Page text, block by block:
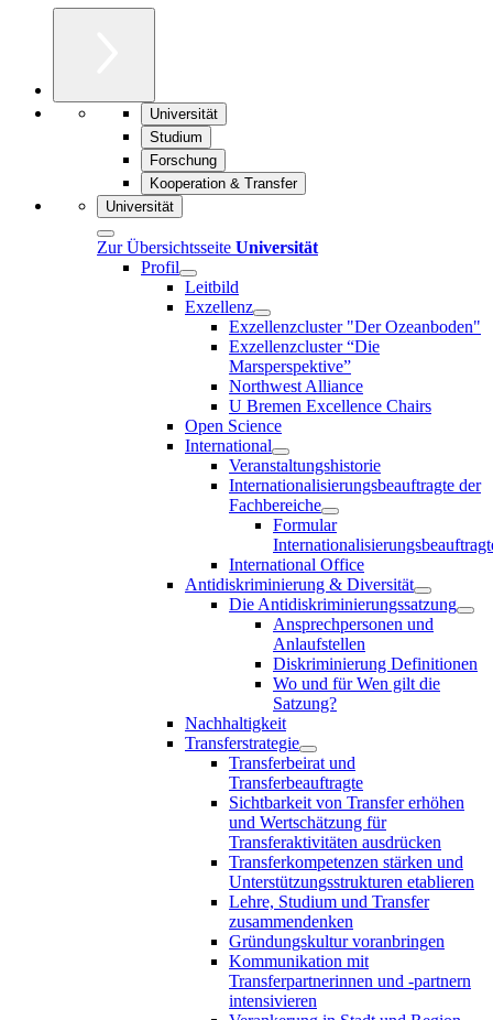
Universität
Studium
Forschung
Kooperation & Transfer
Universität
Zur Übersichtsseite Universität
Profil
Leitbild
Exzellenz
Exzellenzcluster "Der Ozeanboden"
Exzellenzcluster “Die
Marsperspektive”
Northwest Alliance
U Bremen Excellence Chairs
Open Science
International
Veranstaltungshistorie
Internationalisierungsbeauftragte der
Fachbereiche
Formular
International Office
Antidiskriminierung & Diversität
Die Antidiskriminierungssatzung
Ansprechpersonen und
Anlaufstellen
Diskriminierung Definitionen
Wo und für Wen gilt die
Satzung?
Nachhaltigkeit
Transferstrategie
Transferbeirat und
Transferbeauftragte
Sichtbarkeit von Transfer erhöhen
und Wertschätzung für
Transferaktivitäten ausdrücken
Transferkompetenzen stärken und
Unterstützungsstrukturen etablieren
Lehre, Studium und Transfer
zusammendenken
Gründungskultur voranbringen
Kommunikation mit
Transferpartnerinnen und -partnern
intensivieren